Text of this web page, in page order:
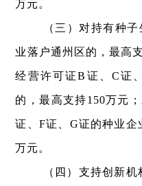
万元。
（三）对持有种
业落户通州区的，最高
经营许可证B证、C证
的，最高支持150万元
证、F证、G证的种业
万元。
（四）支持创新